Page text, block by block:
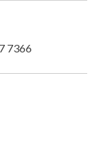
7366